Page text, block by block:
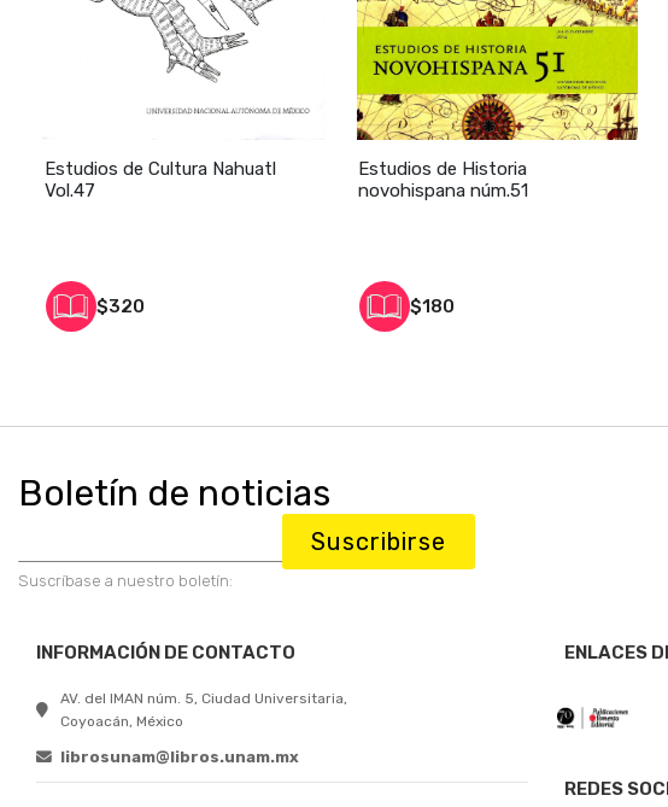
El siglo XI ( 1810 - 1 8 0 1)
La excla ustració n (18G
Conclusiones 182 La
interpretativo.) 189
La ciudad dentro de la
El convento y el mundo
El convento y la traza de
El convento en los
Conclusiones 379
Anexo: láminas y cuadros
Estudios de Cultura Nahuatl
Vol.47
$320
Estudios de Historia
novohispana núm.51
$180
Boletín de noticias
Suscríbase a nuestro boletín:
Suscribirse
INFORMACIÓN DE CONTACTO
AV. del IMAN núm. 5, Ciudad Universitaria,
Coyoacán, México
librosunam@libros.unam.mx
ENLACES
REDES